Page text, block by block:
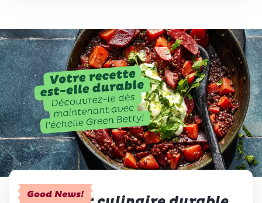
Good News!